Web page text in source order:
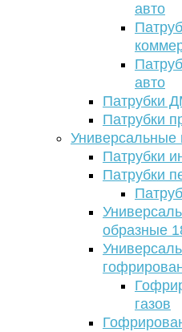
авто
авто
Патрубки
Патрубки
Универсальные
Патрубки
Патрубки
образные
газов